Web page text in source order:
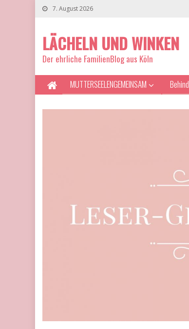
7. August 2026
LÄCHELN UND WINKEN
Der ehrliche FamilienBlog aus Köln
MUTTERSEELENGEMEINSAM Behind